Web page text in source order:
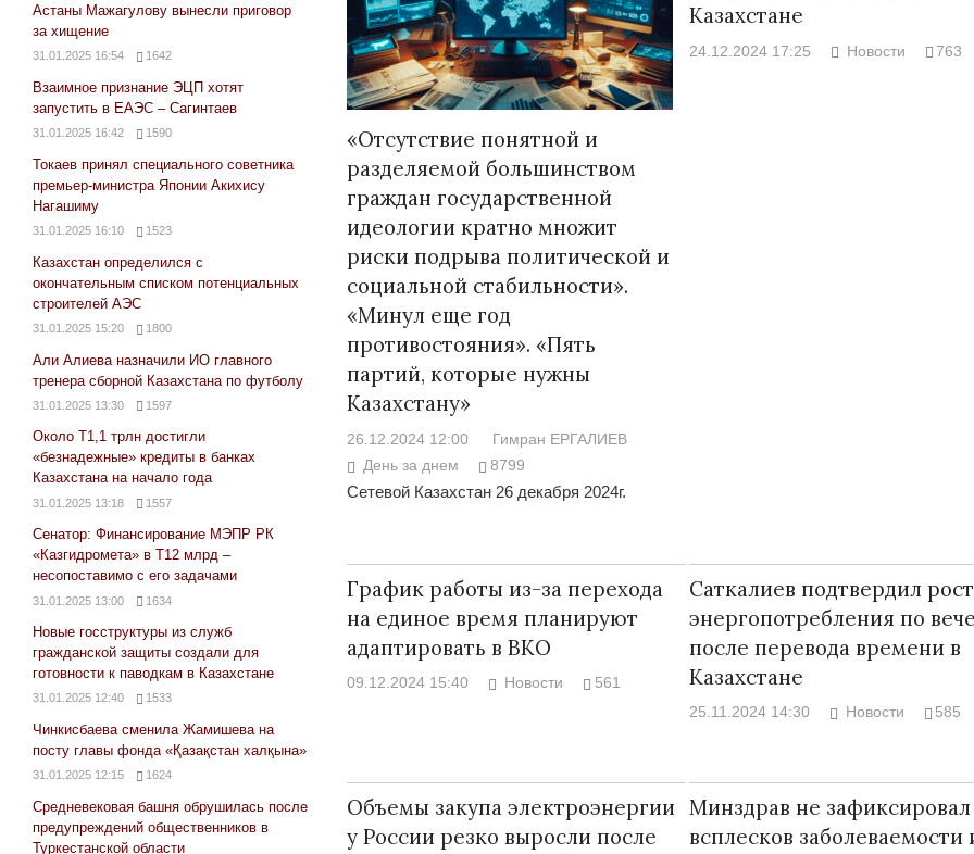
«Отсутствие понятной и
разделяемой большинством
граждан государственной
идеологии кратно множит
риски подрыва политической и
социальной стабильности».
«Минул еще год
противостояния». «Пять
партий, которые нужны
Казахстану»
26.12.2024 12:00
Гимран ЕРГАЛИЕВ
День за днем
8799
Сетевой Казахстан 26 декабря 2024г.
Казахстане
24.12.2024 17:25 Новости 763
График работы из-за перехода
на единое время планируют
адаптировать в ВКО
09.12.2024 15:40 Новости 561
Саткалиев подтвердил рост
энергопотребления по
после перевода времени в
Казахстане
25.11.2024 14:30 Новости 585
Объемы закупа электроэнергии
у России резко выросли после
Минздрав не зафиксировал
всплесков заболеваемости
Астаны Мажагулову вынесли приговор
за хищение
31.01.2025 16:54 1642
Взаимное признание ЭЦП хотят
запустить в ЕАЭС – Сагинтаев
31.01.2025 16:42 1590
Токаев принял специального советника
премьер-министра Японии Акихису
Нагашиму
31.01.2025 16:10 1523
Казахстан определился с
окончательным списком потенциальных
строителей АЭС
31.01.2025 15:20 1800
Али Алиева назначили ИО главного
тренера сборной Казахстана по футболу
31.01.2025 13:30 1597
Около Т1,1 трлн достигли
«безнадежные» кредиты в банках
Казахстана на начало года
31.01.2025 13:18 1557
Сенатор: Финансирование МЭПР РК
«Казгидромета» в Т12 млрд –
несопоставимо с его задачами
31.01.2025 13:00 1634
Новые госструктуры из служб
гражданской защиты создали для
готовности к паводкам в Казахстане
31.01.2025 12:40 1533
Чинкисбаева сменила Жамишева на
посту главы фонда «Қазақстан халқына»
31.01.2025 12:15 1624
Средневековая башня обрушилась после
предупреждений общественников в
Туркестанской области
Народ выбрал свет
Война Миров.
Сороса